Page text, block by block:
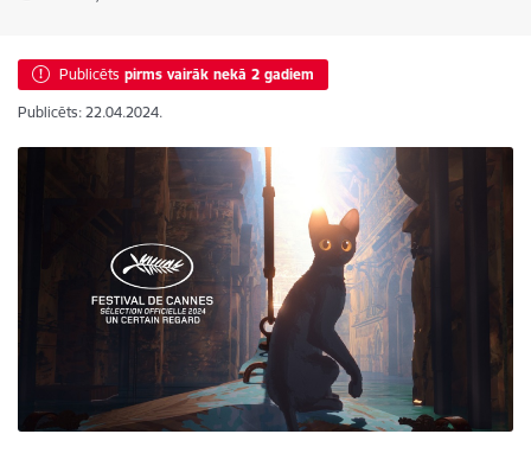
Publicēts pirms vairāk nekā 2 gadiem
Publicēts: 22.04.2024.